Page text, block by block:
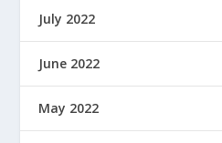
July 2022
June 2022
May 2022